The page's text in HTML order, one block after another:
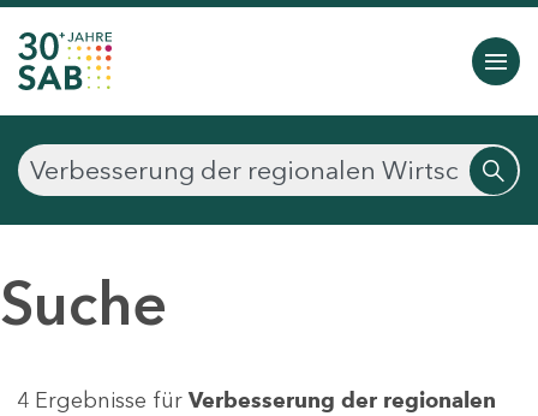
Suche
4 Ergebnisse für Verbesserung der regionalen